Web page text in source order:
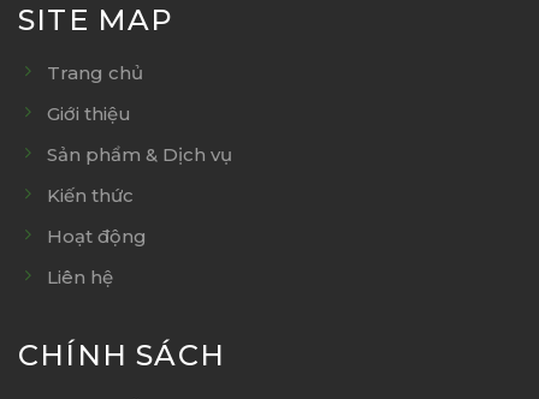
SITE MAP
Trang chủ
Giới thiệu
Sản phẩm & Dịch vụ
Kiến thức
Hoạt động
Liên hệ
CHÍNH SÁCH